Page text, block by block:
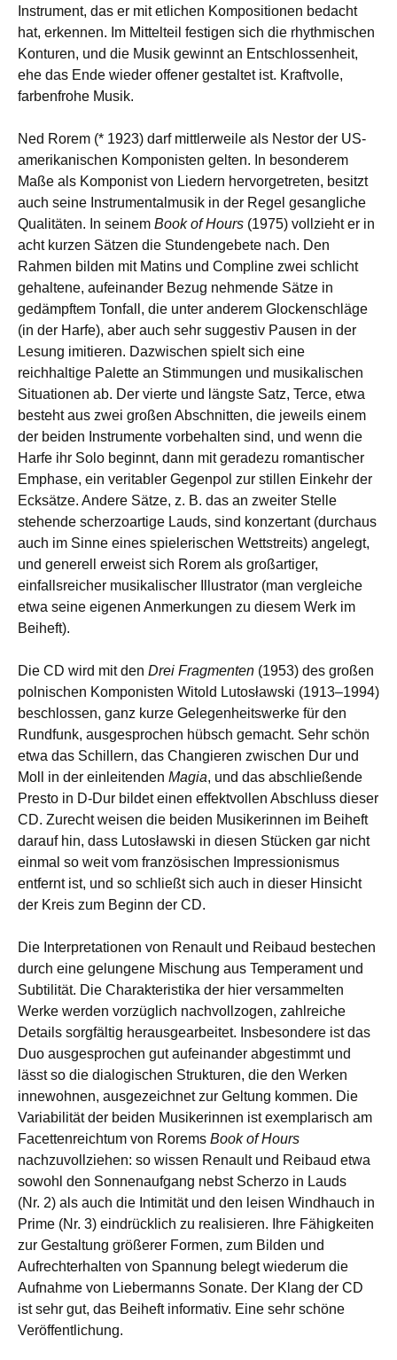
Instrument, das er mit etlichen Kompositionen bedacht
hat, erkennen. Im Mittelteil festigen sich die rhythmischen
Konturen, und die Musik gewinnt an Entschlossenheit,
ehe das Ende wieder offener gestaltet ist. Kraftvolle,
farbenfrohe Musik.
Ned Rorem (* 1923) darf mittlerweile als Nestor der US-
amerikanischen Komponisten gelten. In besonderem
Maße als Komponist von Liedern hervorgetreten, besitzt
auch seine Instrumentalmusik in der Regel gesangliche
Qualitäten. In seinem Book of Hours (1975) vollzieht er in
acht kurzen Sätzen die Stundengebete nach. Den
Rahmen bilden mit Matins und Compline zwei schlicht
gehaltene, aufeinander Bezug nehmende Sätze in
gedämpftem Tonfall, die unter anderem Glockenschläge
(in der Harfe), aber auch sehr suggestiv Pausen in der
Lesung imitieren. Dazwischen spielt sich eine
reichhaltige Palette an Stimmungen und musikalischen
Situationen ab. Der vierte und längste Satz, Terce, etwa
besteht aus zwei großen Abschnitten, die jeweils einem
der beiden Instrumente vorbehalten sind, und wenn die
Harfe ihr Solo beginnt, dann mit geradezu romantischer
Emphase, ein veritabler Gegenpol zur stillen Einkehr der
Ecksätze. Andere Sätze, z. B. das an zweiter Stelle
stehende scherzoartige Lauds, sind konzertant (durchaus
auch im Sinne eines spielerischen Wettstreits) angelegt,
und generell erweist sich Rorem als großartiger,
einfallsreicher musikalischer Illustrator (man vergleiche
etwa seine eigenen Anmerkungen zu diesem Werk im
Beiheft).
Die CD wird mit den Drei Fragmenten (1953) des großen
polnischen Komponisten Witold Lutosławski (1913–1994)
beschlossen, ganz kurze Gelegenheitswerke für den
Rundfunk, ausgesprochen hübsch gemacht. Sehr schön
etwa das Schillern, das Changieren zwischen Dur und
Moll in der einleitenden Magia, und das abschließende
Presto in D-Dur bildet einen effektvollen Abschluss dieser
CD. Zurecht weisen die beiden Musikerinnen im Beiheft
darauf hin, dass Lutosławski in diesen Stücken gar nicht
einmal so weit vom französischen Impressionismus
entfernt ist, und so schließt sich auch in dieser Hinsicht
der Kreis zum Beginn der CD.
Die Interpretationen von Renault und Reibaud bestechen
durch eine gelungene Mischung aus Temperament und
Subtilität. Die Charakteristika der hier versammelten
Werke werden vorzüglich nachvollzogen, zahlreiche
Details sorgfältig herausgearbeitet. Insbesondere ist das
Duo ausgesprochen gut aufeinander abgestimmt und
lässt so die dialogischen Strukturen, die den Werken
innewohnen, ausgezeichnet zur Geltung kommen. Die
Variabilität der beiden Musikerinnen ist exemplarisch am
Facettenreichtum von Rorems Book of Hours
nachzuvollziehen: so wissen Renault und Reibaud etwa
sowohl den Sonnenaufgang nebst Scherzo in Lauds
(Nr. 2) als auch die Intimität und den leisen Windhauch in
Prime (Nr. 3) eindrücklich zu realisieren. Ihre Fähigkeiten
zur Gestaltung größerer Formen, zum Bilden und
Aufrechterhalten von Spannung belegt wiederum die
Aufnahme von Liebermanns Sonate. Der Klang der CD
ist sehr gut, das Beiheft informativ. Eine sehr schöne
Veröffentlichung.